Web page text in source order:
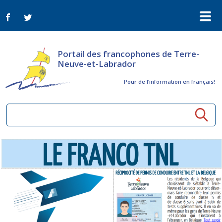
Portail des francophones de Terre-
Neuve-et-Labrador
Pour de l‘information en français!
Ressources communautaires
Aînés
Activités à distance
ConnectAînés
Arts et culture
Appels d'offres du secteur culturel
Plan de Développement Global
Organismes
Nouvelles
Bulletin Le FrancoTNL